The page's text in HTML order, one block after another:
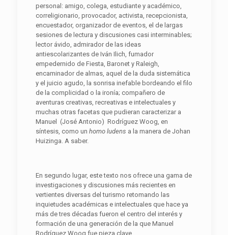
personal: amigo, colega, estudiante y académico,
correligionario, provocador, activista, recepcionista,
encuestador, organizador de eventos, el de largas
sesiones de lectura y discusiones casi interminables;
lector ávido, admirador de las ideas
antiescolarizantes de Iván Ilich, fumador
empedernido de Fiesta, Baronet y Raleigh,
encaminador de almas, aquel de la duda sistemática
y el juicio agudo, la sonrisa inefable bordeando el filo
de la complicidad o la ironía; compañero de
aventuras creativas, recreativas e intelectuales y
muchas otras facetas que pudieran caracterizar a
Manuel (José Antonio) Rodríguez Woog, en
síntesis, como un homo ludens a la manera de Johan
Huizinga. A saber.
En segundo lugar, este texto nos ofrece una gama de
investigaciones y discusiones más recientes en
vertientes diversas del turismo retomando las
inquietudes académicas e intelectuales que hace ya
más de tres décadas fueron el centro del interés y
formación de una generación de la que Manuel
Rodríguez Woog fue pieza clave.